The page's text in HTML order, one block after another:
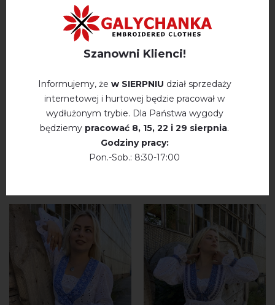
Немає відгуків про цей товар.
napisz opinie Pivoniya (niebieska)
WYSZUKAJ PODOBNE
Szanowni Klienci!
Informujemy, że w SIERPNIU dział sprzedaży
internetowej i hurtowej będzie pracował w
wydłużonym trybie. Dla Państwa wygody
będziemy pracować 8, 15, 22 і 29 sierpnia.
Godziny pracy:
Pon.-Sob.: 8:30-17:00